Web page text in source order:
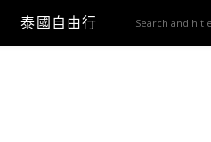
泰國自由行